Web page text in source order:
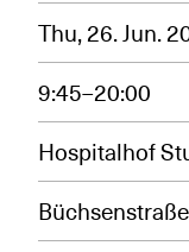
Thu, 26. Jun.
9:45–20:00
Hospitalhof